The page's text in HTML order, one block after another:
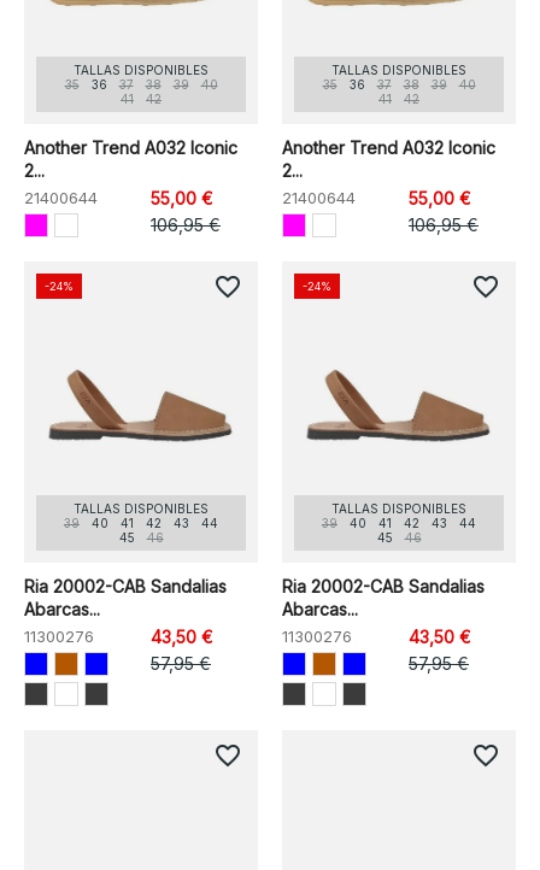
TALLAS DISPONIBLES
35
36 37 38 39
40
41
42
Another Trend A032 Iconic
2...
21400644
55,00 €
106,95 €
TALLAS DISPONIBLES
35
36 37 38 39
40
41
42
Another Trend A032 Iconic
2...
21400644
55,00 €
106,95 €
TALLAS DISPONIBLES
39
40 41 42 43
44
45
46
Ria 20002-CAB Sandalias
Abarcas...
11300276
43,50 €
57,95 €
-24% favorite_border
TALLAS DISPONIBLES
39
40 41 42 43
44
45
46
Ria 20002-CAB Sandalias
Abarcas...
11300276
43,50 €
57,95 €
-24% favorite_border
favorite_border favorite_border